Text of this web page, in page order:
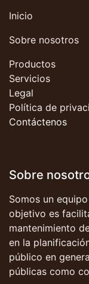
Inicio
Sobre nosotros
Productos
Servicios
Legal
Política de
Contáctenos
Sobre
Somos un
objetivo es
mantenimiento
en la
público en
públicas como